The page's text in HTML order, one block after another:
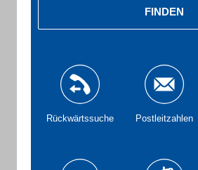
FINDEN
Rückwärtssuche Postleitzahlen